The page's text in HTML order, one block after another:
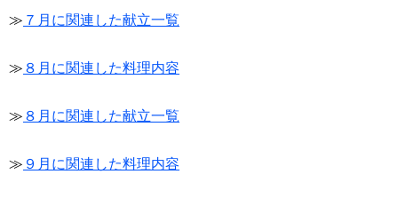
≫ ７月に関連した献立一覧
≫ ８月に関連した料理内容
≫ ８月に関連した献立一覧
≫ ９月に関連した料理内容